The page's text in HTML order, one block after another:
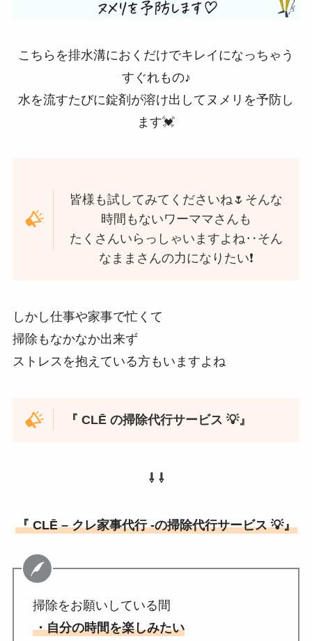
こちらを排水溝におくだけでキレイになっちゃう
すぐれもの♪
水を流すたびに錠剤が溶け出してヌメリを予防し
ます💓
皆様も試してみてくださいね🌷そんな
時間もないワーママさんも
たくさんいらっしゃいますよね‥そん
なままさんの力になりたい❗️
しかし仕事や家事で忙くて
掃除もなかなか出来ず
ストレスを抱えている方もいますよね
『 CLĒ の掃除代行サービス 💡』
⇩ ⇩
『 CLĒ – クレ家事代行 -の掃除代行サービス 💡』
掃除をお願いしている間
・自分の時間を楽しみたい